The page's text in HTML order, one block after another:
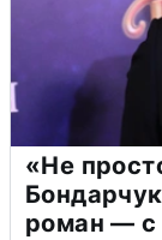
«Не
роман — с